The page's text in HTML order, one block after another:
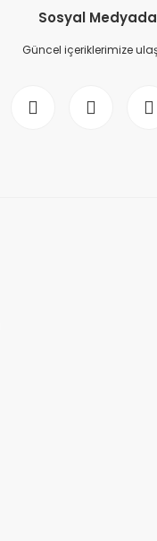
Sosyal
Güncel içeriklerimize